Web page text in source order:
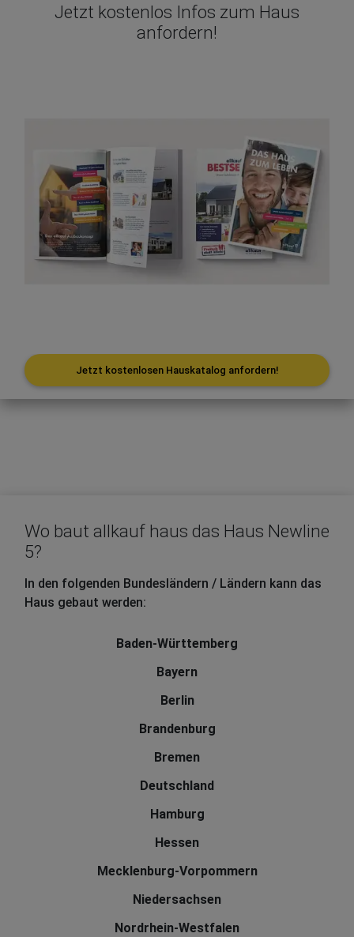
Jetzt kostenlos Infos zum Haus
anfordern!
Jetzt kostenlosen Hauskatalog anfordern!
Wo baut allkauf haus das Haus Newline
5?
In den folgenden Bundesländern / Ländern kann das
Haus gebaut werden:
Baden-Württemberg
Bayern
Berlin
Brandenburg
Bremen
Deutschland
Hamburg
Hessen
Mecklenburg-Vorpommern
Niedersachsen
Nordrhein-Westfalen